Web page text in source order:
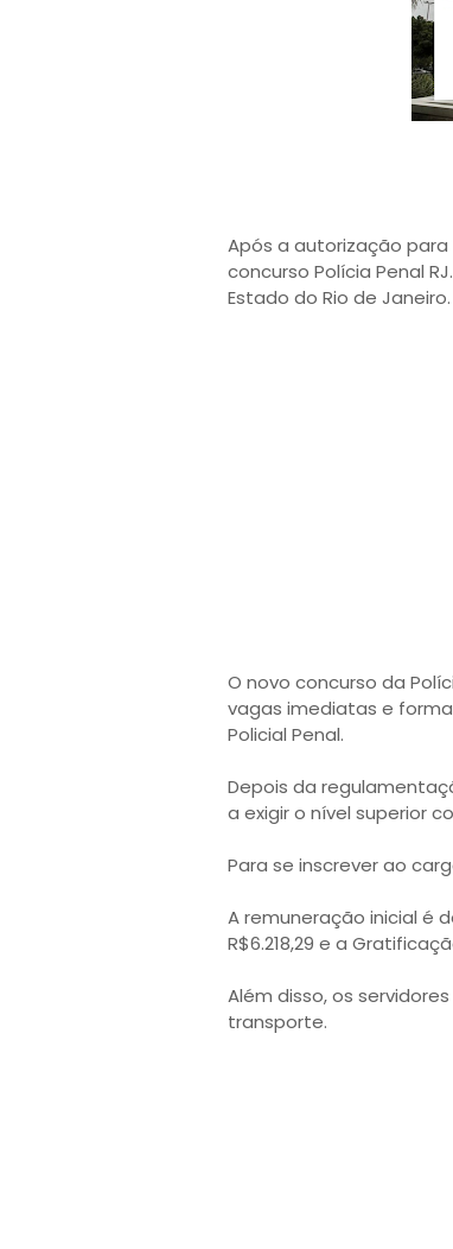
Após a autorização
concurso Polícia Penal
Estado do Rio de Janeiro.
O novo concurso da
vagas imediatas e
Policial Penal.
Depois da
a exigir o nível superior
Para se inscrever ao
A remuneração inicial é
R$6.218,29 e a
Além disso, os
transporte.